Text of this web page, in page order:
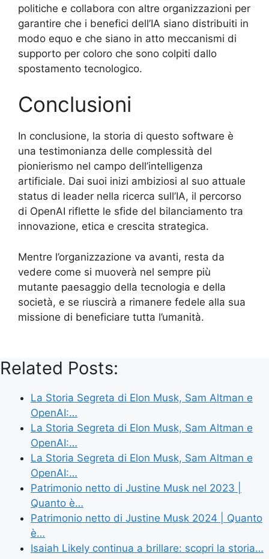
politiche e collabora con altre organizzazioni per
garantire che i benefici dell’IA siano distribuiti in
modo equo e che siano in atto meccanismi di
supporto per coloro che sono colpiti dallo
spostamento tecnologico.
Conclusioni
In conclusione, la storia di questo software è
una testimonianza delle complessità del
pionierismo nel campo dell’intelligenza
artificiale. Dai suoi inizi ambiziosi al suo attuale
status di leader nella ricerca sull’IA, il percorso
di OpenAI riflette le sfide del bilanciamento tra
innovazione, etica e crescita strategica.
Mentre l’organizzazione va avanti, resta da
vedere come si muoverà nel sempre più
mutante paesaggio della tecnologia e della
società, e se riuscirà a rimanere fedele alla sua
missione di beneficiare tutta l’umanità.
Related Posts:
La Storia Segreta di Elon Musk, Sam Altman e
OpenAI:…
La Storia Segreta di Elon Musk, Sam Altman e
OpenAI:…
La Storia Segreta di Elon Musk, Sam Altman e
OpenAI:…
Patrimonio netto di Justine Musk nel 2023 |
Quanto è…
Patrimonio netto di Justine Musk 2024 | Quanto
è…
Isaiah Likely continua a brillare: scopri la storia…